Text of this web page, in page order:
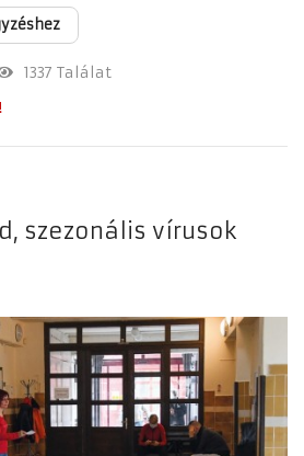
1337 Találat
szezonális vírusok